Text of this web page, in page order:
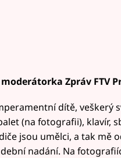
moderátorka Zpráv FTV
dítě, veškerý
(na fotografii), klavír,
jsou umělci, a tak mě
nadání. Na